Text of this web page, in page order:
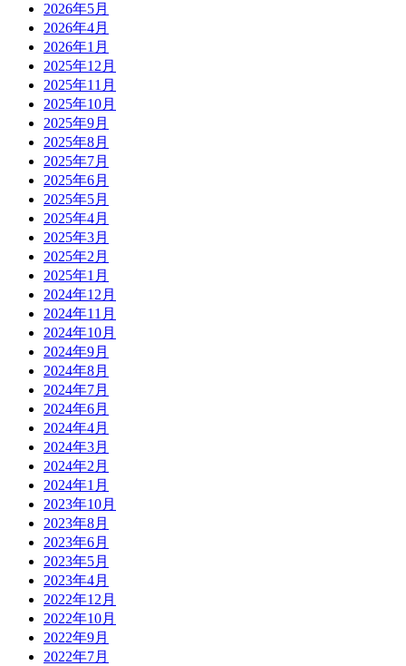
2026年5月
2026年4月
2026年1月
2025年12月
2025年11月
2025年10月
2025年9月
2025年8月
2025年7月
2025年6月
2025年5月
2025年4月
2025年3月
2025年2月
2025年1月
2024年12月
2024年11月
2024年10月
2024年9月
2024年8月
2024年7月
2024年6月
2024年4月
2024年3月
2024年2月
2024年1月
2023年10月
2023年8月
2023年6月
2023年5月
2023年4月
2022年12月
2022年10月
2022年9月
2022年7月